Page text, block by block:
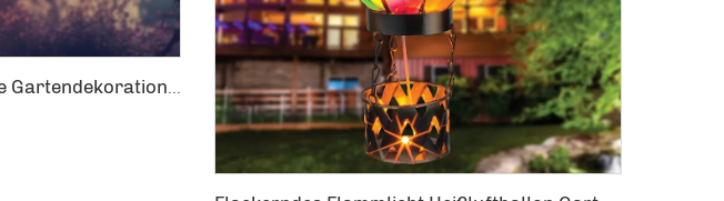
Fabrik Flackernde Flamme Gartendekoration Solar Heißluftballon Hängende Laterne